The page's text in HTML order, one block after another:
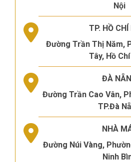
Nội
TP. HỒ CHÍ
Đường Trần Thị Năm,
Tây, Hồ
ĐÀ
Đường Trần Cao Vân,
TP.Đà
NHÀ
Đường Núi Vàng,
Ninh